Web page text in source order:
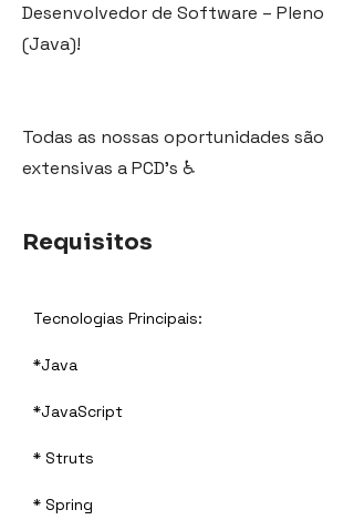
Desenvolvedor de Software – Pleno
(Java)!
Todas as nossas oportunidades são
extensivas a PCD's ♿️
Requisitos
Tecnologias Principais:
*Java
*JavaScript
* Struts
* Spring